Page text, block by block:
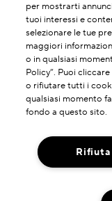
per mostrarti
tuoi interessi e
selezionare le tue
maggiori
o in qualsiasi
Policy”. Puoi
o rifiutare tutti i
qualsiasi momento
fondo a questo sito.
Rifiuta